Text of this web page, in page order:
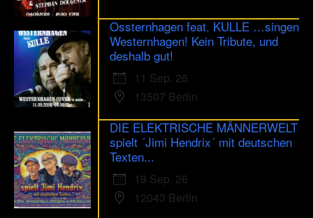
Ossternhagen feat. KULLE …singen
Westernhagen! Kein Tribute, und
deshalb gut!
11 Sep. 26
13507 Berlin
DIE ELEKTRISCHE MÄNNERWELT
spielt ´Jimi Hendrix´ mit deutschen
Texten...
19 Sep. 26
12043 Berlin